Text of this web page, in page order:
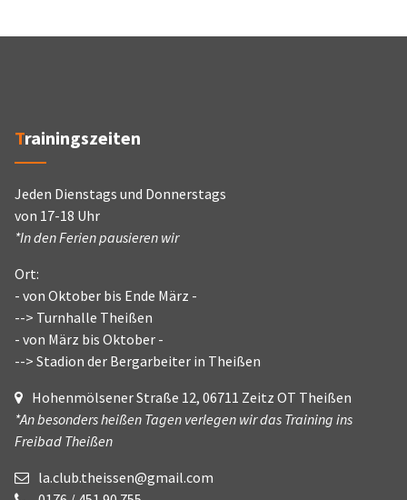
Trainingszeiten
Jeden Dienstags und Donnerstags
von 17-18 Uhr
*In den Ferien pausieren wir
Ort:
- von Oktober bis Ende März -
--> Turnhalle Theißen
- von März bis Oktober -
--> Stadion der Bergarbeiter in Theißen
Hohenmölsener Straße 12, 06711 Zeitz OT Theißen
*An besonders heißen Tagen verlegen wir das Training ins
Freibad Theißen
la.club.theissen@gmail.com